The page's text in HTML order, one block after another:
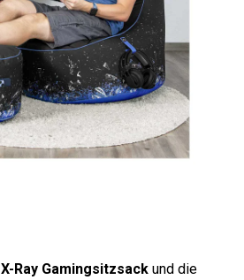
X-Ray Gamingsitzsack und die